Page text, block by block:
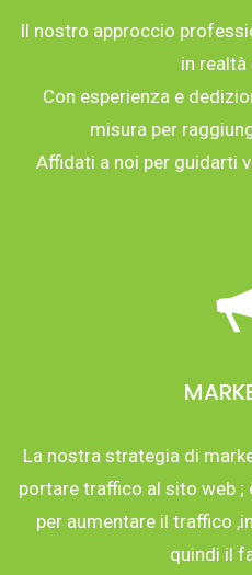
Il nostro approccio
in
Con esperienza e
misura per
Affidati a noi per guidarti
La nostra strategia di
portare traffico al sito web ;
per aumentare il traffico
quindi il